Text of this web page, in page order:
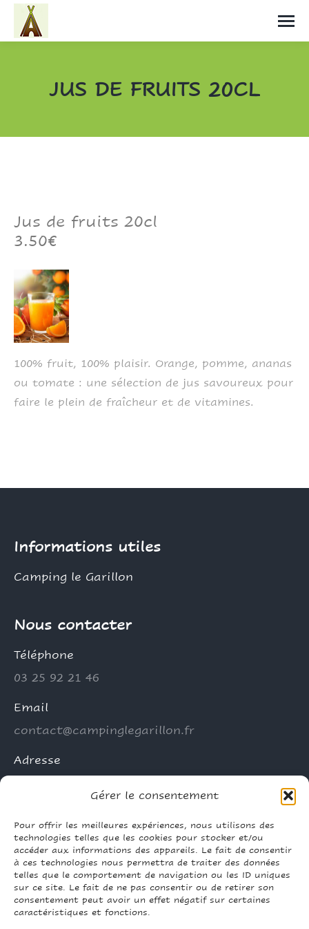
Gérer le consentement
Pour offrir les meilleures expériences, nous utilisons des
technologies telles que les cookies pour stocker et/ou
accéder aux informations des appareils. Le fait de consentir
à ces technologies nous permettra de traiter des données
telles que le comportement de navigation ou les ID uniques
sur ce site. Le fait de ne pas consentir ou de retirer son
consentement peut avoir un effet négatif sur certaines
caractéristiques et fonctions.
JUS DE FRUITS 20CL
Jus de fruits 20cl
3.50€
100% fruit, 100% plaisir. Orange, pomme, ananas
ou tomate : une sélection de jus savoureux pour
faire le plein de fraîcheur et de vitamines.
Informations utiles
Camping le Garillon
Nous contacter
Téléphone
03 25 92 21 46
Email
contact@campinglegarillon.fr
Adresse
Radonvilliers
Trouvez nous sur :
Facebook
page
opens
in
new
Site
Web
page
opens
in
TripAdvisor
page
opens
in
new
Mentions légales-CGV -Règlement intérieur